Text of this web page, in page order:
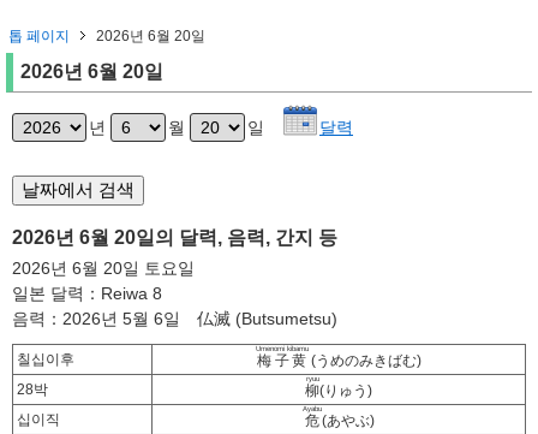
톱 페이지 2026년 6월 20일
2026년 6월 20일
년 월 일 달력
2026년 6월 20일의 달력, 음력, 간지 등
2026년 6월 20일 토요일
일본 달력：Reiwa 8
음력：2026년 5월 6일 仏滅 (Butsumetsu)
칠십이후 梅子黄
Umenomi kibamu
(うめのみきばむ)
28박
柳
ryuu
(りゅう)
십이직
危
Ayabu
(あやぶ)